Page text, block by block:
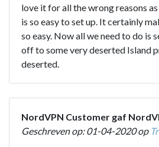
love it for all the wrong reasons
is so easy to set up. It certainly
so easy. Now all we need to do is
off to some very deserted Island
deserted.
NordVPN Customer gaf
Geschreven op: 01-04-2020 op